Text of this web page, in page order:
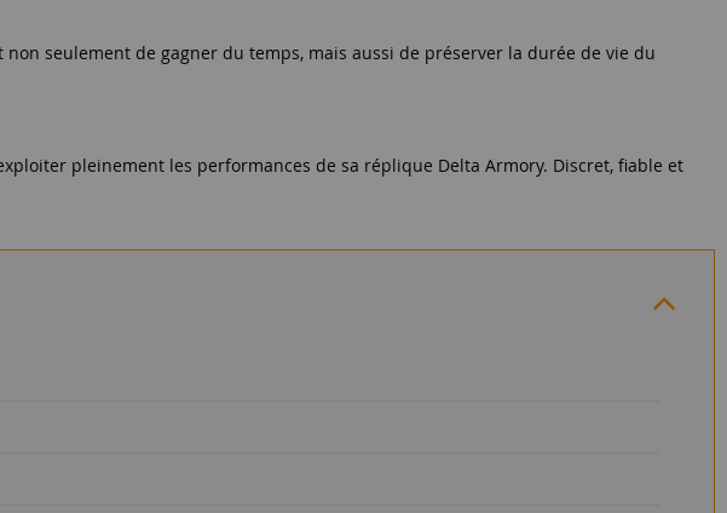
seulement de gagner du temps, mais aussi de préserver la durée de vie du
pleinement les performances de sa réplique Delta Armory. Discret, fiable et